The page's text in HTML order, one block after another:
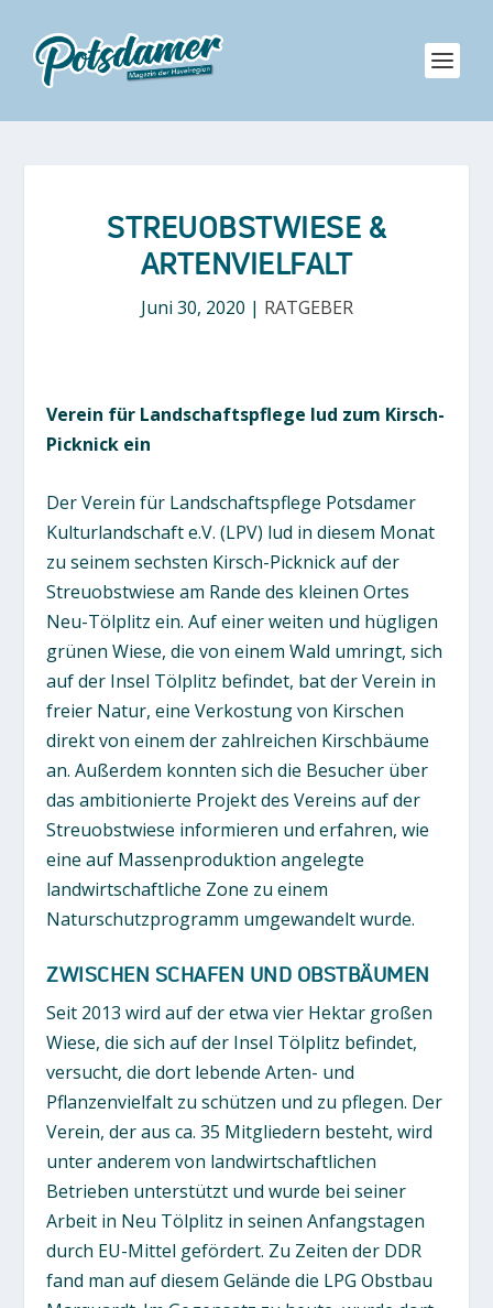
STREUOBSTWIESE &
ARTENVIELFALT
Juni 30, 2020 | RATGEBER
Verein für Landschaftspflege lud zum Kirsch-
Picknick ein
Der Verein für Landschaftspflege Potsdamer
Kulturlandschaft e.V. (LPV) lud in diesem Monat
zu seinem sechsten Kirsch-Picknick auf der
Streuobstwiese am Rande des kleinen Ortes
Neu-Tölplitz ein. Auf einer weiten und hügligen
grünen Wiese, die von einem Wald umringt, sich
auf der Insel Tölplitz befindet, bat der Verein in
freier Natur, eine Verkostung von Kirschen
direkt von einem der zahlreichen Kirschbäume
an. Außerdem konnten sich die Besucher über
das ambitionierte Projekt des Vereins auf der
Streuobstwiese informieren und erfahren, wie
eine auf Massenproduktion angelegte
landwirtschaftliche Zone zu einem
Naturschutzprogramm umgewandelt wurde.
ZWISCHEN SCHAFEN UND OBSTBÄUMEN
Seit 2013 wird auf der etwa vier Hektar großen
Wiese, die sich auf der Insel Tölplitz befindet,
versucht, die dort lebende Arten- und
Pflanzenvielfalt zu schützen und zu pflegen. Der
Verein, der aus ca. 35 Mitgliedern besteht, wird
unter anderem von landwirtschaftlichen
Betrieben unterstützt und wurde bei seiner
Arbeit in Neu Tölplitz in seinen Anfangstagen
durch EU-Mittel gefördert. Zu Zeiten der DDR
fand man auf diesem Gelände die LPG Obstbau